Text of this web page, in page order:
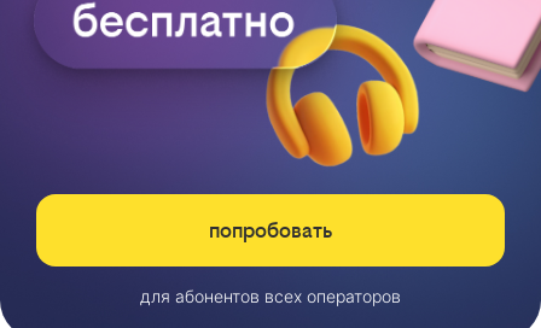
попробовать
для абонентов всех операторов